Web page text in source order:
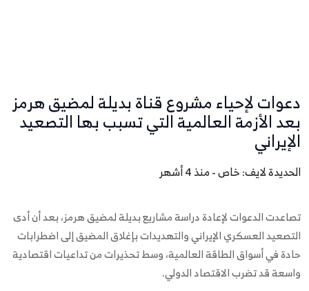
دعوات لإحياء مشروع قناة بديلة لمضيق هرمز
بعد الأزمة العالمية التي تسبب بها التصعيد
الإيراني
الحديدة لايف: خاص - منذ 4 أشهر
تصاعدت الدعوات لإعادة دراسة مشاريع بديلة لمضيق هرمز، بعد أن أدى
التصعيد العسكري الإيراني والتهديدات بإغلاق المضيق إلى اضطرابات
حادة في أسواق الطاقة العالمية، وسط تحذيرات من تداعيات اقتصادية
واسعة قد تضرب الاقتصاد الدولي.